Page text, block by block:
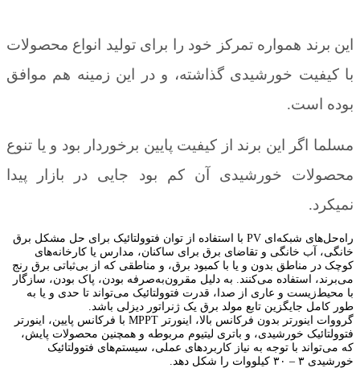
همواره تمرکز خود را برای تولید انواع محصولات
خورشیدی گذاشته، و در این زمینه هم موافق
این برند از کیفیت پایین برخوردار بود و یا تنوع
خورشیدی آن کم بود جایی در بازار پیدا
شبکه‌ای PV با استفاده از توان فتوولتائیک برای حل مشکل
برق
خانگی و تقاضای برق برای ساکنان، مدارس یا کارخانه‌های
بدون و یا با کمبود برق، و مناطقی که از بی‌ثباتی برق
رنج
می‌کنند. به دلیل مقرون‌به‌صرفه بودن، پاک بودن، سازگار
و عاری از صدا، قدرت فتوولتائیک می‌تواند تا حدی و یا به
جایگزین تابع مولد برق یک ژنراتور دیزلی باشد
بدون فرکانس بالا، اینورتر MPPT با فرکانس پایین، اینورتر
خورشیدی،
و باتری لیتیوم مربوطه و همچنین محصولات پایش،
با توجه به نیاز کاربردهای عملی، سیستم‌های فتوولتائیک
– ۳۰ کیلووات را شکل دهد.